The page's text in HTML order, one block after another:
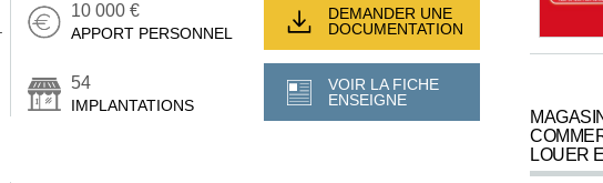
10 000 €
APPORT PERSONNEL
54
IMPLANTATIONS
DEMANDER UNE
DOCUMENTATION
VOIR LA FICHE
ENSEIGNE
LOUER